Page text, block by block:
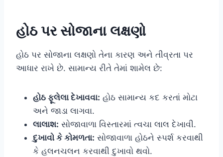
હોઠ પર સોજાના લક્ષણો
હોઠ પર સોજાના લક્ષણો તેના કારણ અને તીવ્રતા પર
આધાર રાખે છે. સામાન્ય રીતે તેમાં શામેલ છે:
હોઠ ફૂલેલા દેખાવવા: હોઠ સામાન્ય કદ કરતાં મોટા
અને જાડા લાગવા.
લાલાશ: સોજાવાળા વિસ્તારમાં ત્વચા લાલ દેખાવી.
દુખાવો કે કોમળતા: સોજાવાળા હોઠને સ્પર્શ કરવાથી
કે હલનચલન કરવાથી દુખાવો થવો.